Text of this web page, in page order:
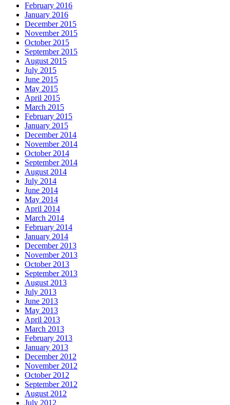
February 2016
January 2016
December 2015
November 2015
October 2015
September 2015
August 2015
July 2015
June 2015
May 2015
April 2015
March 2015
February 2015
January 2015
December 2014
November 2014
October 2014
September 2014
August 2014
July 2014
June 2014
May 2014
April 2014
March 2014
February 2014
January 2014
December 2013
November 2013
October 2013
September 2013
August 2013
July 2013
June 2013
May 2013
April 2013
March 2013
February 2013
January 2013
December 2012
November 2012
October 2012
September 2012
August 2012
July 2012